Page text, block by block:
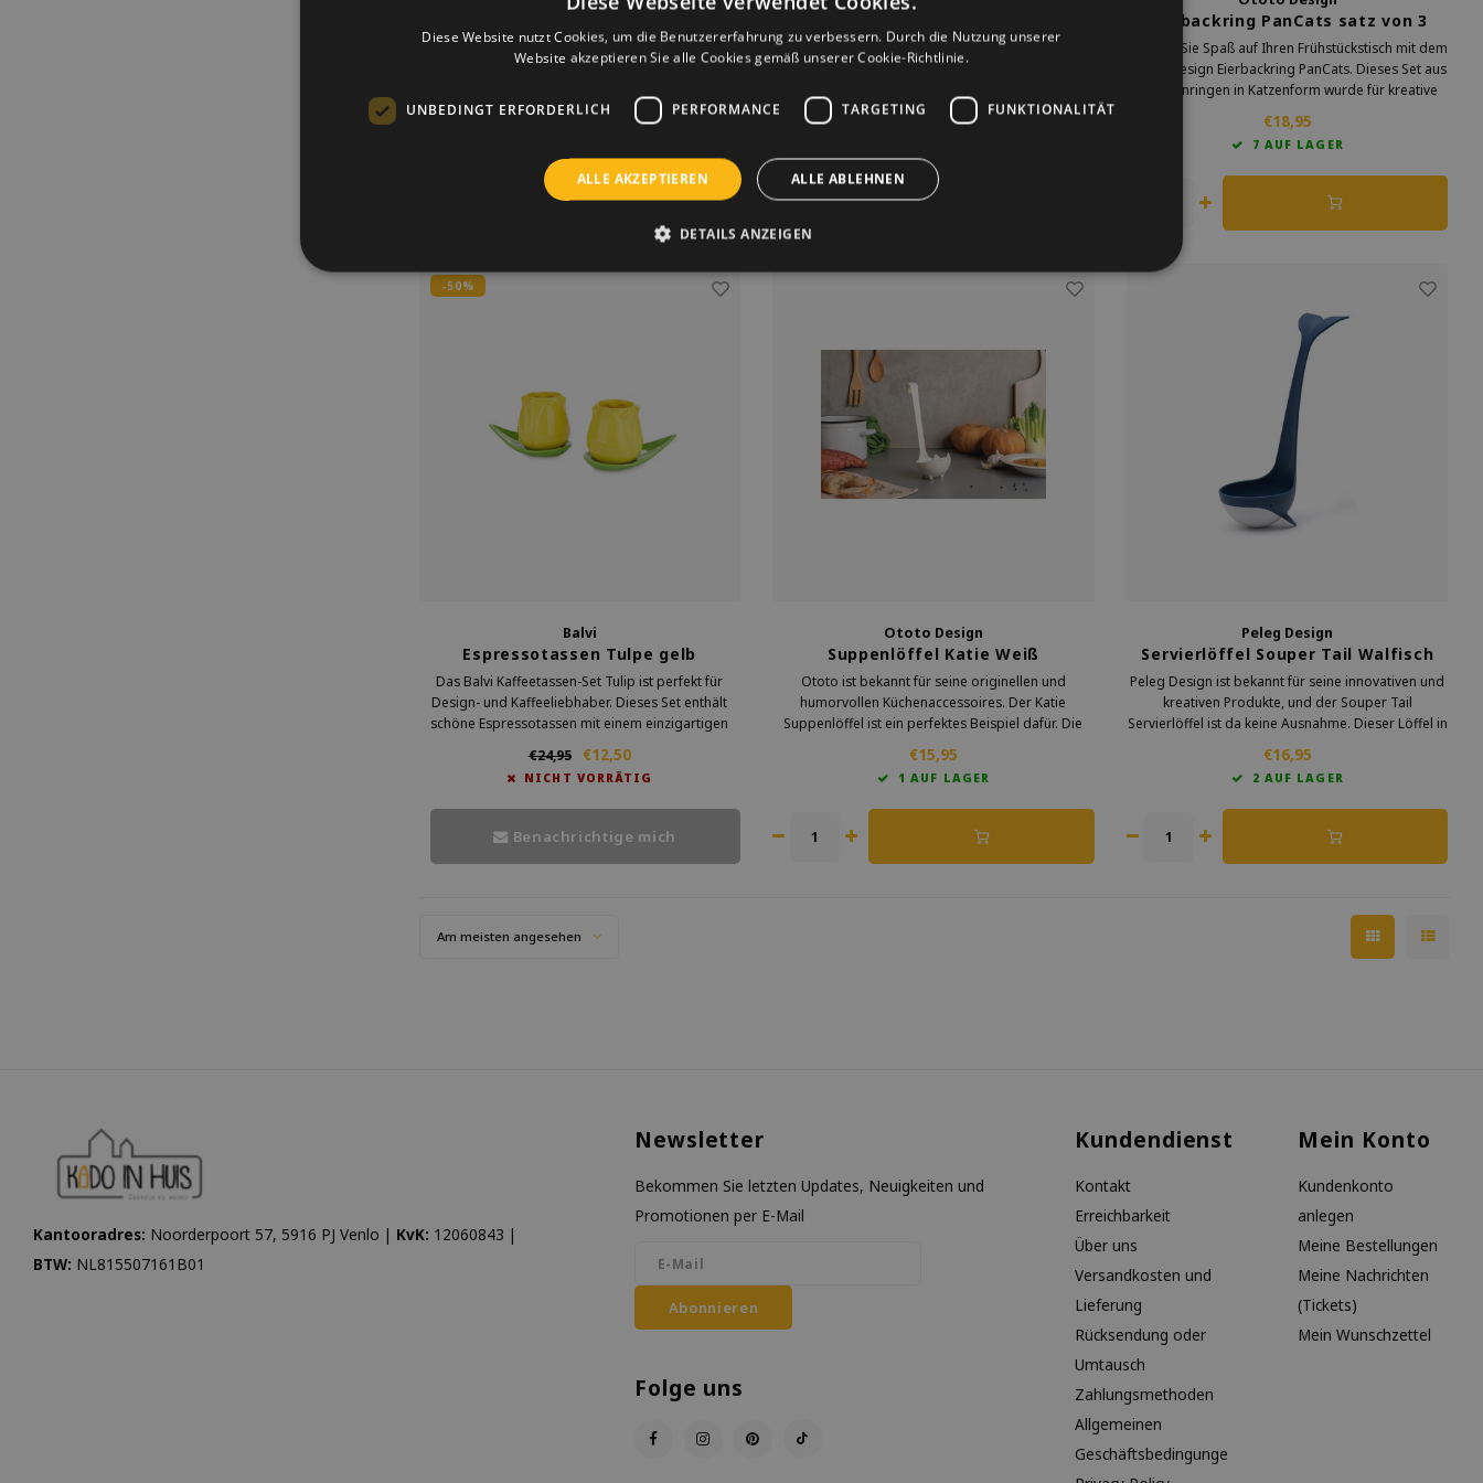
Mit dem Dunk N Egg Egg Separator von Ototo
Design wird das Trennen von Eiern einfach und
einzigartiges Design, das an ein Basketballnetz
€15,95
Das Balvi Kaffeetassen-Set Tulip ist perfekt für
Design- und Kaffeeliebhaber. Dieses Set enthält
Tulpenmotiv. Die Tassen verleihen Ihrem täglichen
€24,95
Benachrichtige mich
Eierbackring PanCats satz von 3
Bringen Sie Spaß auf Ihren Frühstückstisch mit dem
Ototo Design Eierbackring PanCats. Dieses Set aus
3 Silikonringen in Katzenform wurde für kreative
lieben. Geeignet zum Braten von perfekten runden
Eiern
€18,95
7 AUF LAGER
-50%
Balvi
Espressotassen Tulpe gelb
Das Balvi Kaffeetassen-Set Tulip ist perfekt für
Design- und Kaffeeliebhaber. Dieses Set enthält
schöne Espressotassen mit einem einzigartigen
Kaffeemoment einen Hauch von Eleganz.
€24,95 €12,50
NICHT VORRÄTIG
Benachrichtige mich
Ototo Design
Suppenlöffel Katie Weiß
Ototo ist bekannt für seine originellen und
humorvollen Küchenaccessoires. Der Katie
Suppenlöffel ist ein perfektes Beispiel dafür. Die
Aufgaben in der Küche. So wird das Kochen nur
einfacher und macht mehr Spa
€15,95
1 AUF LAGER
Peleg Design
Servierlöffel Souper Tail Walfisch
Peleg Design ist bekannt für seine innovativen und
kreativen Produkte, und der Souper Tail
Servierlöffel ist da keine Ausnahme. Dieser Löffel in
auch äußerst funktional.
€16,95
2 AUF LAGER
Am meisten angesehen
Kantooradres: Noorderpoort 57, 5916 PJ Venlo | KvK: 12060843 |
BTW: NL815507161B01
Newsletter
Bekommen Sie letzten Updates, Neuigkeiten und
Promotionen per E-Mail
Abonnieren
Folge uns
Kundendienst
Kontakt
Erreichbarkeit
Über uns
Versandkosten und
Lieferung
Rücksendung oder
Umtausch
Zahlungsmethoden
Allgemeinen
Geschäftsbedingunge
Mein Konto
Kundenkonto
anlegen
Meine Bestellungen
Meine Nachrichten
(Tickets)
Mein Wunschzettel
ENGLISH
Diese Website nutzt Cookies, um die Benutzererfahrung zu verbessern. Durch die Nutzung unserer
Website akzeptieren Sie alle Cookies gemäß unserer Cookie-Richtlinie.
UNBEDINGT ERFORDERLICH PERFORMANCE TARGETING FUNKTIONALITÄT
ALLE AKZEPTIEREN ALLE ABLEHNEN
DETAILS ANZEIGEN